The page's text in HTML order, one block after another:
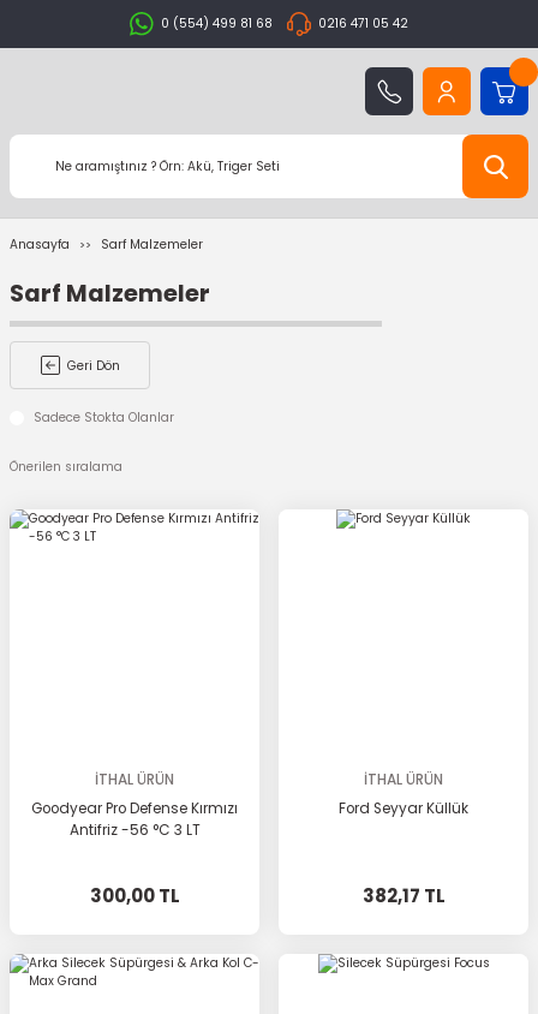
0 (554) 499 81 68 0216 471 05 42
Anasayfa Sarf Malzemeler
Sarf Malzemeler
Geri Dön
Sadece Stokta Olanlar
İTHAL ÜRÜN
Goodyear Pro Defense Kırmızı
Antifriz -56 °C 3 LT
300,00 TL
İTHAL ÜRÜN
Ford Seyyar Küllük
382,17 TL